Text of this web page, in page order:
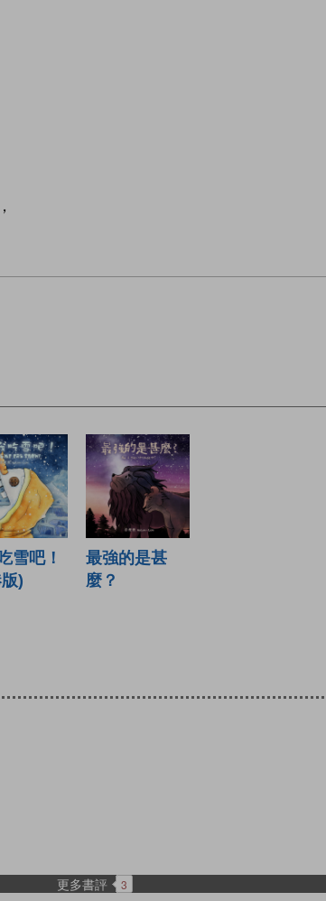
雪吧！
)
最強的是甚
麼？
更多書評 3